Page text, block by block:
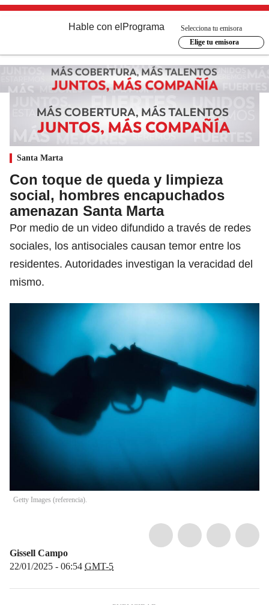
Hable con el Programa
Selecciona tu emisora
Elige tu emisora
Santa Marta
Con toque de queda y limpieza
social, hombres encapuchados
amenazan Santa Marta
Por medio de un video difundido a través de redes
sociales, los antisociales causan temor entre los
residentes. Autoridades investigan la veracidad del
mismo.
Getty Images (referencia).
Gissell Campo
22/01/2025 - 06:54 GMT-5